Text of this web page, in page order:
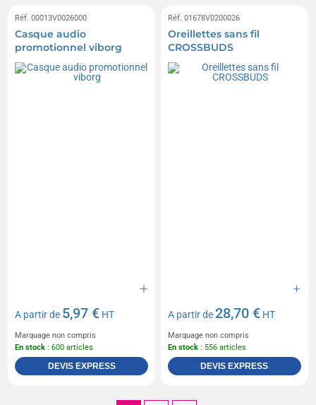
Réf. 00013V0026000
Casque audio
promotionnel viborg
A partir de 5,97 € HT
Marquage non compris
En stock : 600 articles
DEVIS EXPRESS
Réf. 01678V0200026
Oreillettes sans fil
CROSSBUDS
A partir de28,70 € HT
Marquage non compris
En stock : 556 articles
DEVIS EXPRESS